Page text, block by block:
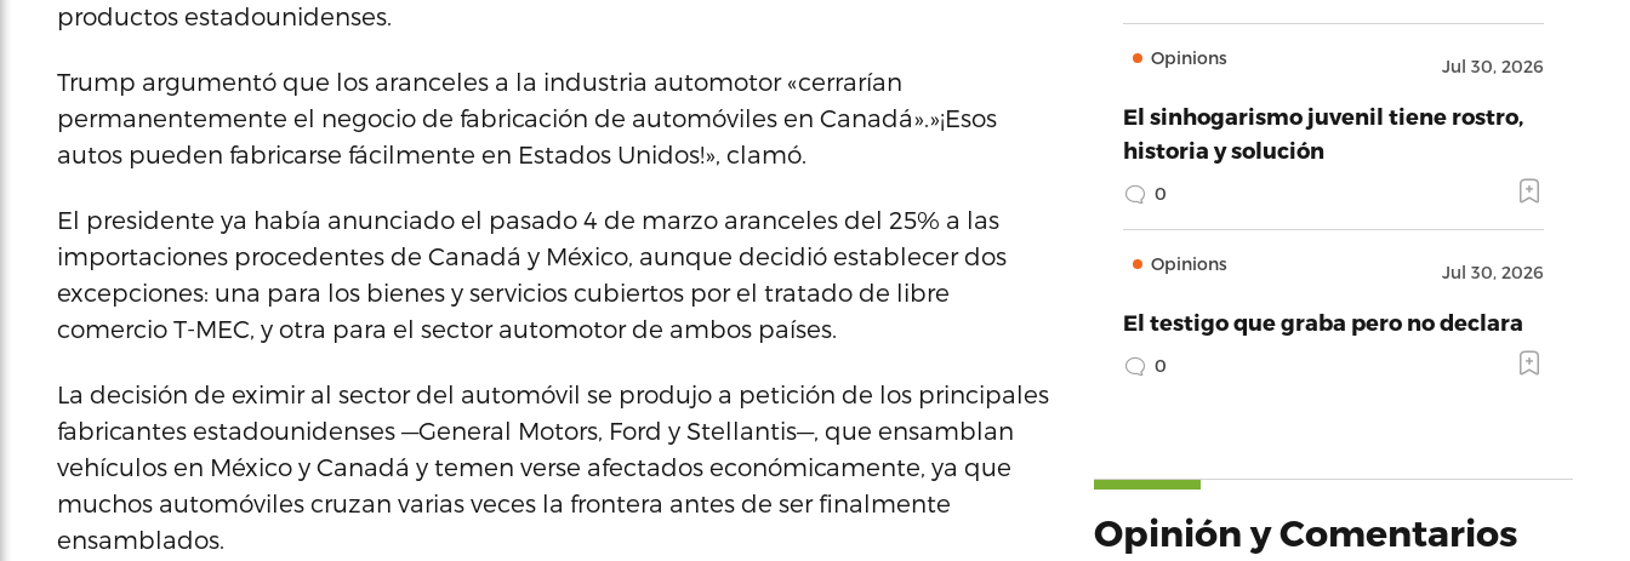
productos estadounidenses.
Trump argumentó que los aranceles a la industria automotor «cerrarían
permanentemente el negocio de fabricación de automóviles en Canadá».»¡Esos
autos pueden fabricarse fácilmente en Estados Unidos!», clamó.
El presidente ya había anunciado el pasado 4 de marzo aranceles del 25% a las
importaciones procedentes de Canadá y México, aunque decidió establecer dos
excepciones: una para los bienes y servicios cubiertos por el tratado de libre
comercio T-MEC, y otra para el sector automotor de ambos países.
La decisión de eximir al sector del automóvil se produjo a petición de los principales
fabricantes estadounidenses —General Motors, Ford y Stellantis—, que ensamblan
vehículos en México y Canadá y temen verse afectados económicamente, ya que
muchos automóviles cruzan varias veces la frontera antes de ser finalmente
ensamblados.
Opinions Jul 30, 2026
El sinhogarismo juvenil tiene rostro,
historia y solución
0
Opinions Jul 30, 2026
El testigo que graba pero no declara
0
Opinión y Comentarios